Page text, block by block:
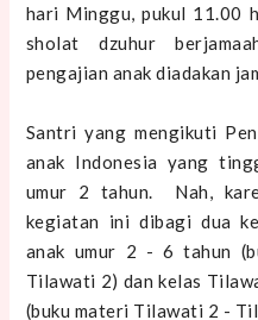
hari Minggu, pukul 11.00
sholat dzuhur
pengajian anak diadakan
Santri yang mengikuti
anak Indonesia yang
umur 2 tahun. Nah,
kegiatan ini dibagi dua
anak umur 2 - 6 tahun
Tilawati 2) dan kelas
(buku materi Tilawati 2 -